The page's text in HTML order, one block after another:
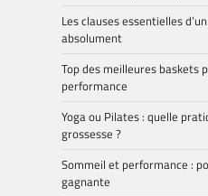
Les clauses essentielles
absolument
Top des meilleures baskets
performance
Yoga ou Pilates : quelle
grossesse ?
Sommeil et performance :
gagnante